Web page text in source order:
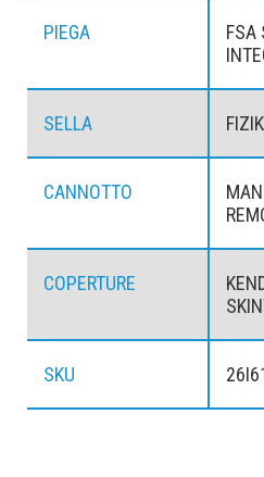
PIEGA
FSA
SELLA
CANNOTTO
COPERTURE
SKU